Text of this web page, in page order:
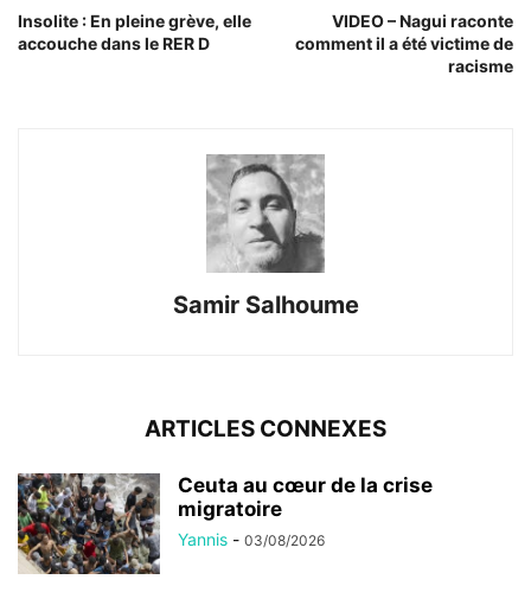
Insolite : En pleine grève, elle
accouche dans le RER D
VIDEO – Nagui raconte
comment il a été victime de
racisme
Samir Salhoume
ARTICLES CONNEXES
Ceuta au cœur de la crise
migratoire
Yannis - 03/08/2026